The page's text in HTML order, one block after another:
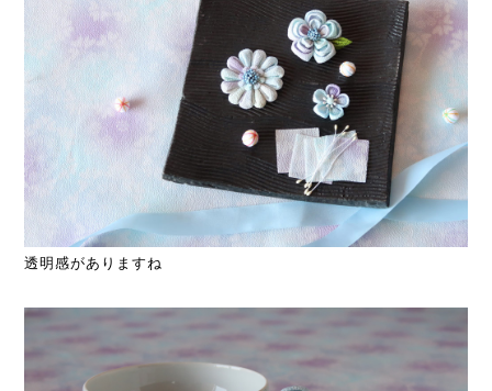
透明感がありますね